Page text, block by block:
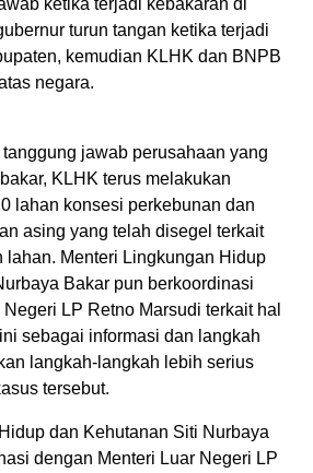
turun tangan ketika terjadi
kemudian KLHK dan BNPB
negara.
jawab perusahaan yang
KLHK terus melakukan
lahan konsesi perkebunan dan
asing yang telah disegel terkait
lahan. Menteri Lingkungan Hidup
Bakar pun berkoordinasi
LP Retno Marsudi terkait hal
sebagai informasi dan langkah
langkah-langkah lebih serius
tersebut.
dan Kehutanan Siti Nurbaya
dengan Menteri Luar Negeri LP